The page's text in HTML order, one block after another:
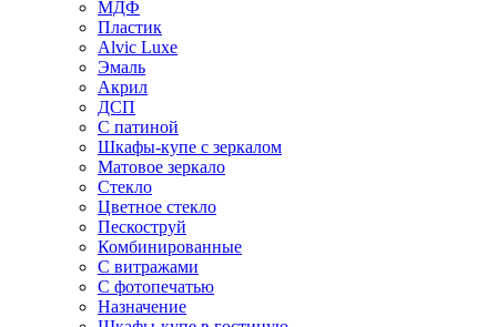
МДФ
Пластик
Alvic Luxe
Эмаль
Акрил
ДСП
С патиной
Шкафы-купе с зеркалом
Матовое зеркало
Стекло
Цветное стекло
Пескоструй
Комбинированные
С витражами
С фотопечатью
Назначение